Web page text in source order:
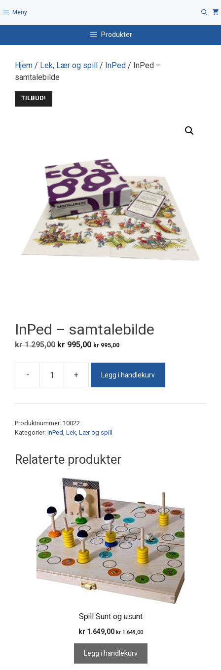
til
Meny
Produkter
Hjem / Lek, Lær og spill / InPed / InPed –
samtalebilde
TILBUD!
InPed – samtalebilde
kr1.295,00 Opprinnelig
kr 1.295,00.
kr 995,00Nåværende
kr 995,00.
kr 995,00
-
InPed
samtalebilde
+ Legg i handlekurv
Produktnummer: 10022
Kategorier: InPed, Lek, Lær og spill
Relaterte produkter
Spill Sunt og usunt
kr 1.649,00 kr1.649,00
Legg i handlekurv